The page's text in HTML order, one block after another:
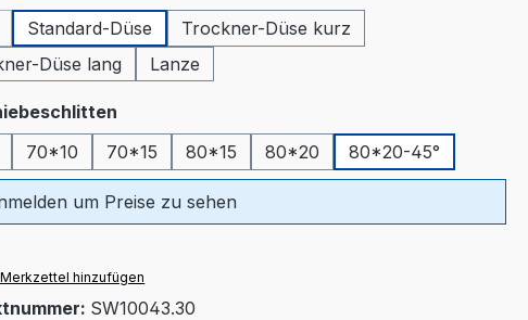
Option ist zurzeit nicht verfügbar.)
Standard-Düse
Trockner-Düse kurz
Düse lang
Lanze
70*10 70*15 80*15 80*20 80*20-45°
um Preise zu sehen
hinzufügen
SW10043.30